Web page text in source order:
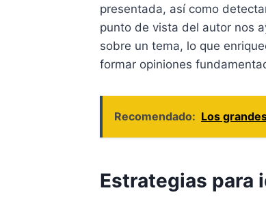
presentada, así como
punto de vista del autor nos
sobre un tema, lo que
formar opiniones
Recomendado: Los
Estrategias para